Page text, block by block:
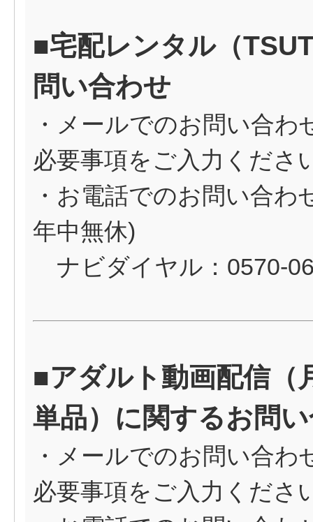
■宅配レンタル（
問い合わせ
・メールでのお問い合わ
必要事項をご入力くださ
・お電話でのお問い合
年中無休)
ナビダイヤル：0570-
■アダルト動画配信（
単品）に関するお問
・メールでのお問い合わ
必要事項をご入力くださ